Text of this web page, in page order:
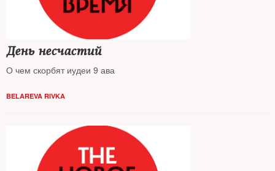
День несчастий
О чем скорбят иудеи 9 ава
BELAREVA RIVKA